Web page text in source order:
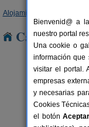
Alojamientos
Casas
Bienvenid@ a
nuestro portal
Una cookie o
información que
visitar el portal.
empresas
y necesarias
Cookies
el botónAceptar